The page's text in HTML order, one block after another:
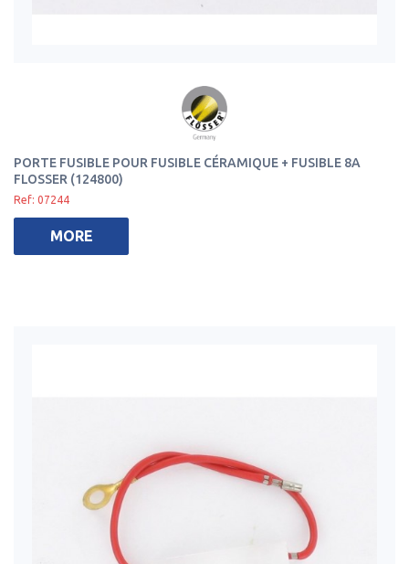
PORTE FUSIBLE POUR FUSIBLE CÉRAMIQUE + FUSIBLE 8A
FLOSSER (124800)
Ref: 07244
MORE